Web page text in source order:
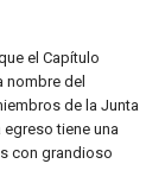
el Capítulo
nombre del
de la Junta
tiene una
con grandioso